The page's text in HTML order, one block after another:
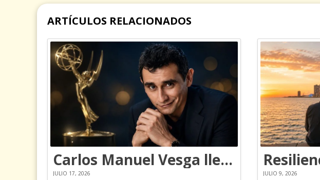
ARTÍCULOS RELACIONADOS
Carlos Manuel Vesga lleva el nombre de Colombia a los Emmy
JULIO 17, 2026 JULIO 9, 2026